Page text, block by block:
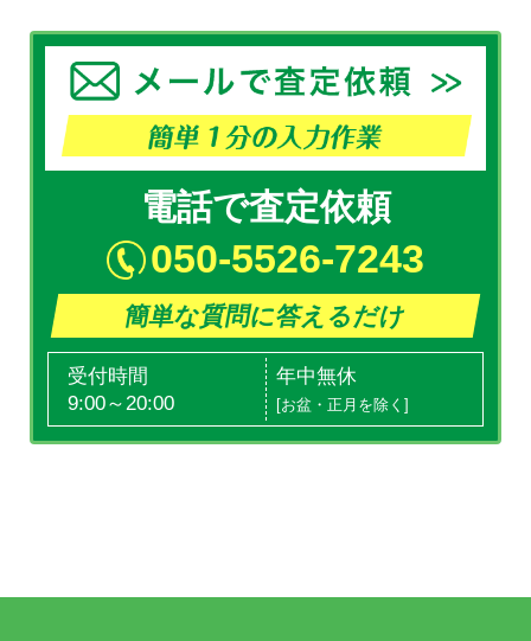
電話で査定依頼
050-5526-7243
簡単な質問に答えるだけ
受付時間
9:00～20:00
年中無休
[お盆・正月を除く]